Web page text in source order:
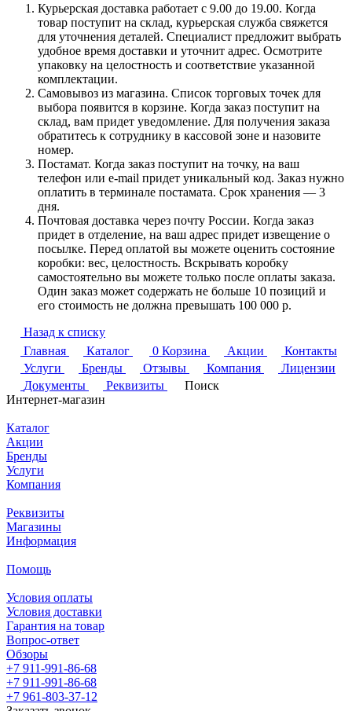
Курьерская доставка работает с 9.00 до 19.00. Когда
товар поступит на склад, курьерская служба свяжется
для уточнения деталей. Специалист предложит выбрать
удобное время доставки и уточнит адрес. Осмотрите
упаковку на целостность и соответствие указанной
комплектации.
Самовывоз из магазина. Список торговых точек для
выбора появится в корзине. Когда заказ поступит на
склад, вам придет уведомление. Для получения заказа
обратитесь к сотруднику в кассовой зоне и назовите
номер.
Постамат. Когда заказ поступит на точку, на ваш
телефон или e-mail придет уникальный код. Заказ нужно
оплатить в терминале постамата. Срок хранения — 3
дня.
Почтовая доставка через почту России. Когда заказ
придет в отделение, на ваш адрес придет извещение о
посылке. Перед оплатой вы можете оценить состояние
коробки: вес, целостность. Вскрывать коробку
самостоятельно вы можете только после оплаты заказа.
Один заказ может содержать не больше 10 позиций и
его стоимость не должна превышать 100 000 р.
Назад к списку
Главная
Каталог 0 Корзина Акции
Контакты
Услуги
Бренды Отзывы Компания
Лицензии
Документы
Реквизиты
Поиск
Интернет-магазин
Каталог
Акции
Бренды
Услуги
Компания
Реквизиты
Магазины
Информация
Помощь
Условия оплаты
Условия доставки
Гарантия на товар
Вопрос-ответ
Обзоры
+7 911-991-86-68
+7 911-991-86-68
+7 961-803-37-12